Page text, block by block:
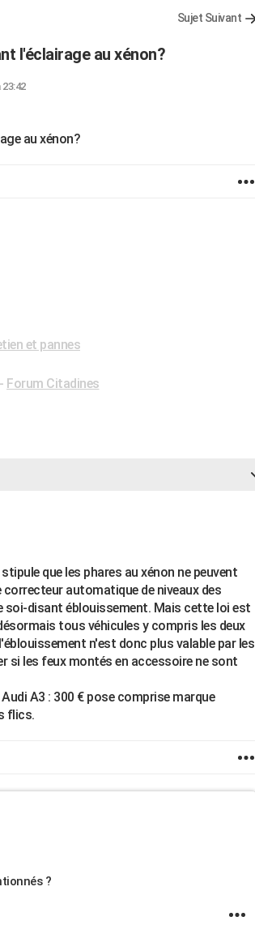
Sujet Suivant
l'éclairage au xénon?
au xénon?
et pannes
- Forum Citadines
que les phares au xénon ne peuvent
automatique de niveaux des
soi-disant éblouissement. Mais cette loi est
tous véhicules y compris les deux
n'est donc plus valable par les
si les feux montés en accessoire ne sont
A3 : 300 € pose comprise marque
flics.
?